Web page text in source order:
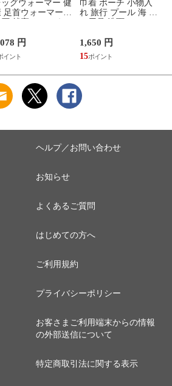
ッグウォーマー 健
足首ウォーマー
わり 足湯のよう
かぽかナイトウ
マー inf-26
円
巾着 ポーチ 小物入
れ 旅行 プール 海 バ
サウナ ごリラックス
まもるさんの洗える
巾着 ブラック 黒
1,650 円
15
ヘルプ／お問い合わせ
お知らせ
よくあるご質問
はじめての方へ
ご利用規約
プライバシーポリシー
お客さまご利用端末からの情報
の外部送信について
特定商取引法に関する表示